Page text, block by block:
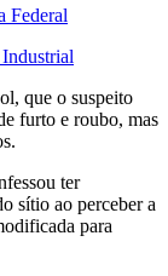
Federal
que o suspeito
furto e roubo, mas
ter
sítio ao perceber a
para